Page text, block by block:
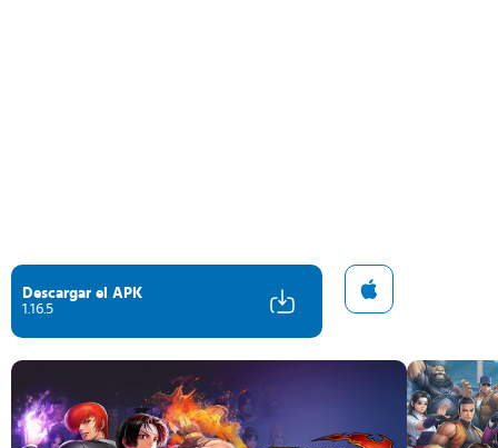
Descargar el APK
1.16.5